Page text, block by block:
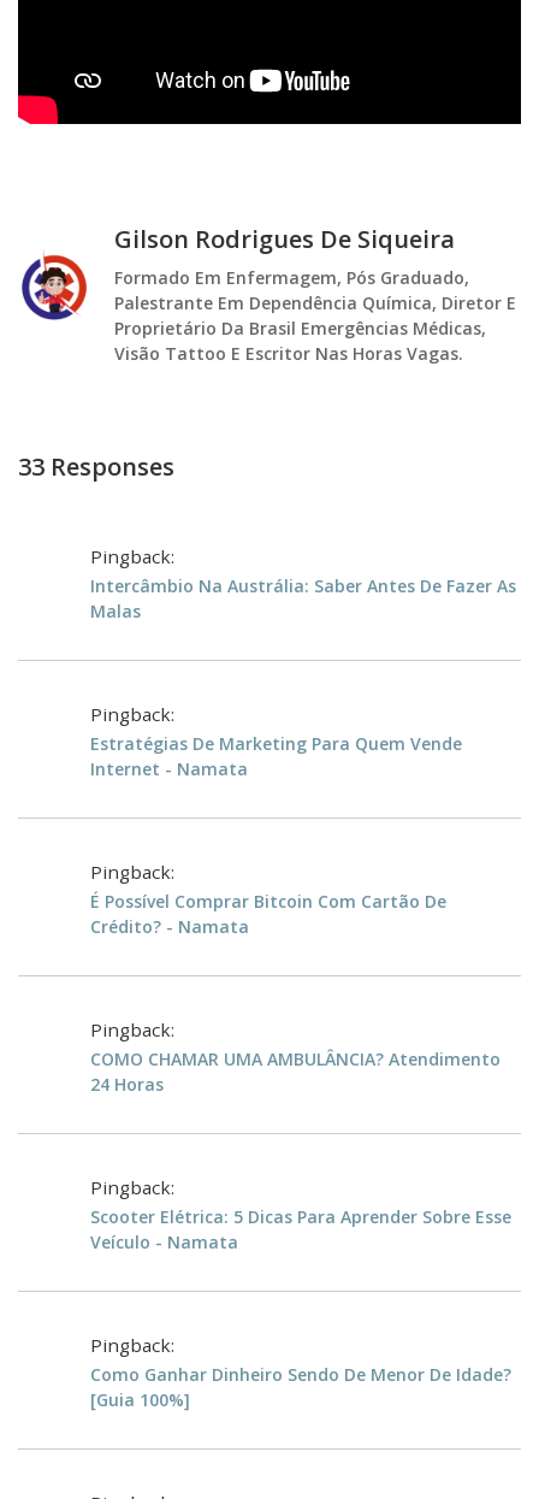
Gilson Rodrigues De Siqueira
Formado Em Enfermagem, Pós Graduado,
Palestrante Em Dependência Química, Diretor E
Proprietário Da Brasil Emergências Médicas,
Visão Tattoo E Escritor Nas Horas Vagas.
33 Responses
Pingback:
Intercâmbio Na Austrália: Saber Antes De Fazer As
Malas
Pingback:
Estratégias De Marketing Para Quem Vende
Internet - Namata
Pingback:
É Possível Comprar Bitcoin Com Cartão De
Crédito? - Namata
Pingback:
COMO CHAMAR UMA AMBULÂNCIA? Atendimento
24 Horas
Pingback:
Scooter Elétrica: 5 Dicas Para Aprender Sobre Esse
Veículo - Namata
Pingback:
Como Ganhar Dinheiro Sendo De Menor De Idade?
[Guia 100%]